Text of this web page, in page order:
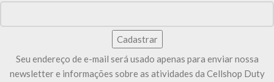
Seu endereço de e-mail será usado apenas para enviar nossa
newsletter e informações sobre as atividades da Cellshop Duty